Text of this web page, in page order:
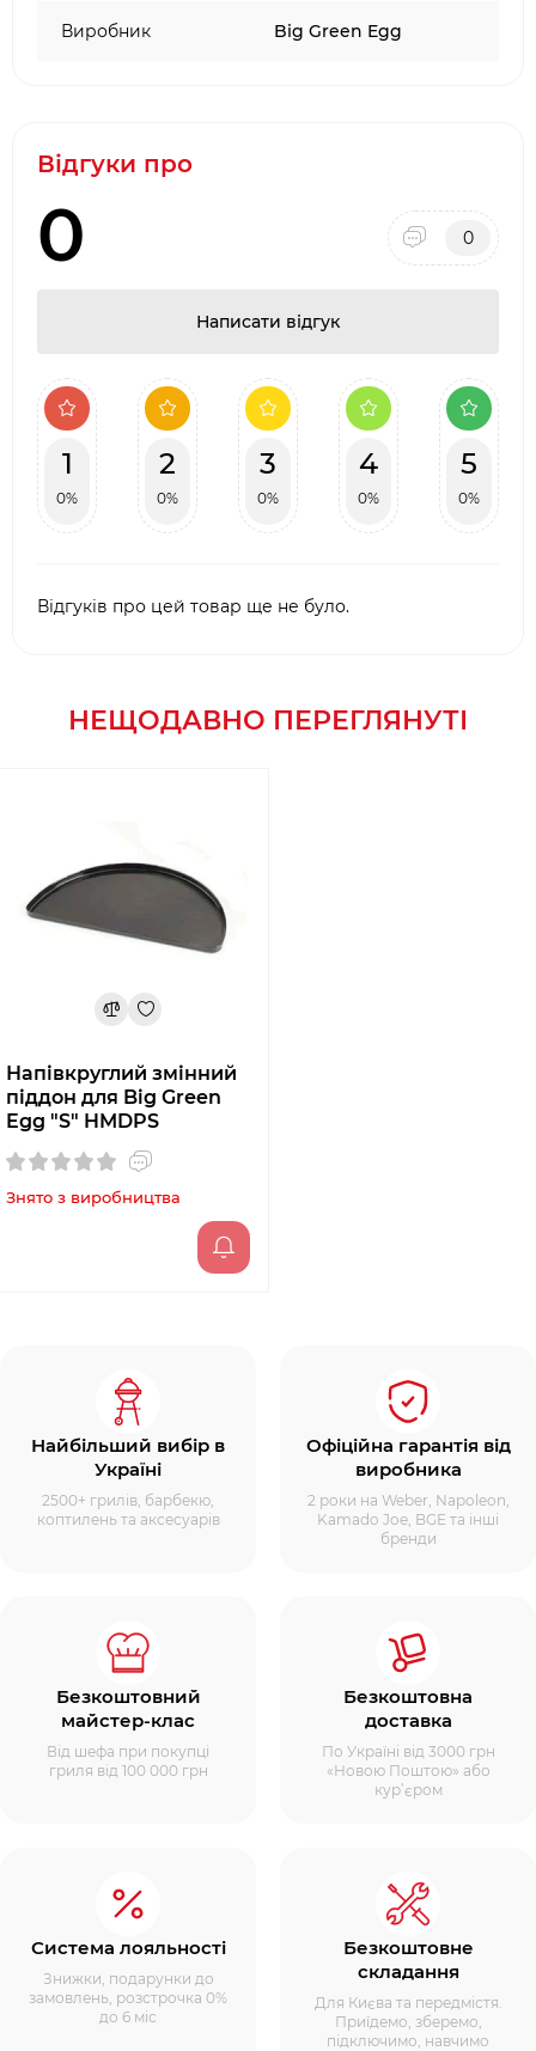
Виробник Big Green Egg
Відгуки про
0 0
Написати відгук
1
0%
2
0%
3
0%
4
0%
5
0%
Відгуків про цей товар ще не було.
НЕЩОДАВНО ПЕРЕГЛЯНУТІ
Напівкруглий змінний
піддон для Big Green
Egg "S" HMDPS
Знято з виробництва
Найбільший вибір в
Україні
2500+ грилів, барбекю,
коптилень та аксесуарів
Офіційна гарантія від
виробника
2 роки на Weber, Napoleon,
Kamado Joe, BGE та інші
бренди
Безкоштовний
майстер-клас
Від шефа при покупці
гриля від 100 000 грн
Безкоштовна
доставка
По Україні від 3000 грн
«Новою Поштою» або
кур’єром
Система лояльності
Знижки, подарунки до
замовлень, розстрочка 0%
до 6 міс
Безкоштовне
складання
Для Києва та передмістя.
Приїдемо, зберемо,
підключимо, навчимо